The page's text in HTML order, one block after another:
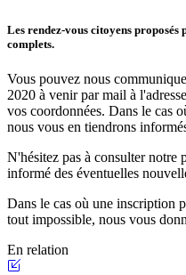
Les rendez-vous citoyens
complets.
Vous pouvez nous
2020 à venir par mail à l'adresse
vos coordonnées. Dans le cas
nous vous en tiendrons
N'hésitez pas à consulter notre
informé des éventuelles
Dans le cas où une inscription
tout impossible, nous vous
En relation